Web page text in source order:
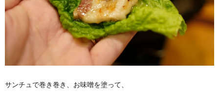
サンチュで巻き巻き、お味噌を塗って、